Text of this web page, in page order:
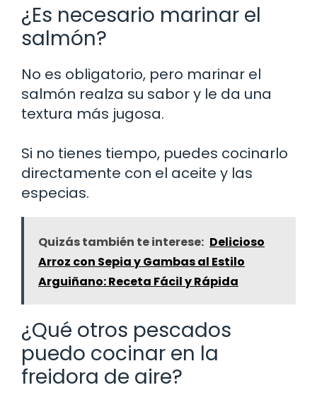
¿Es necesario marinar el
salmón?
No es obligatorio, pero marinar el
salmón realza su sabor y le da una
textura más jugosa.
Si no tienes tiempo, puedes cocinarlo
directamente con el aceite y las
especias.
Quizás también te interese: Delicioso
Arroz con Sepia y Gambas al Estilo
Arguiñano: Receta Fácil y Rápida
¿Qué otros pescados
puedo cocinar en la
freidora de aire?